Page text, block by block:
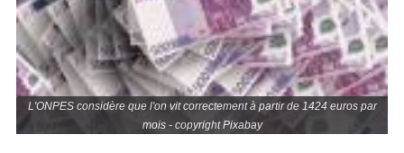
L'ONPES considère que l'on vit correctement à partir de 1424 euros par
mois - copyright Pixabay